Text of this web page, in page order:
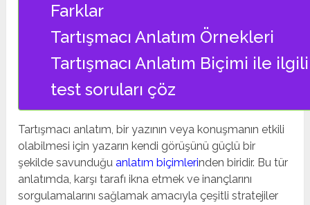
Farklar
Tartışmacı Anlatım Örnekleri
Tartışmacı Anlatım Biçimi ile ilgili
test soruları çöz
Tartışmacı anlatım, bir yazının veya konuşmanın etkili
olabilmesi için yazarın kendi görüşünü güçlü bir
şekilde savunduğuanlatım biçimlerinden biridir. Bu tür
anlatımda, karşı tarafı ikna etmek ve inançlarını
sorgulamalarını sağlamak amacıyla çeşitli stratejiler